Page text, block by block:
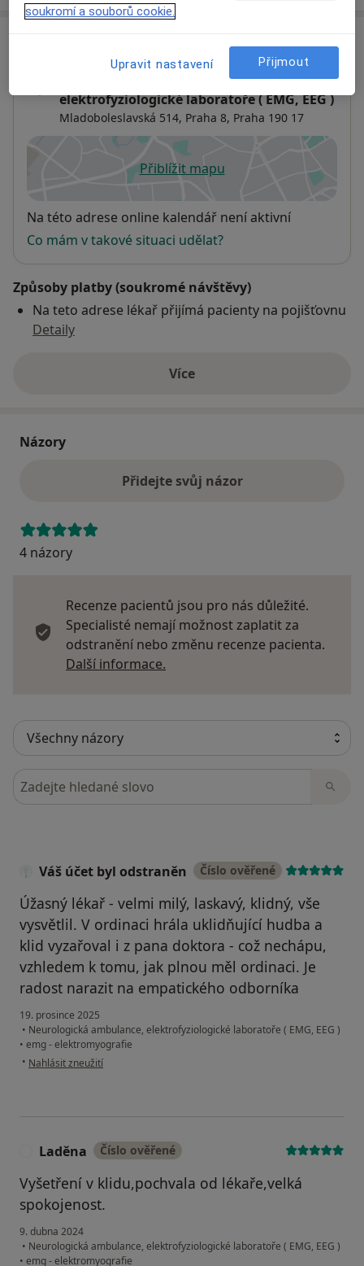
elektrofyziologické laboratoře ( EMG, EEG )
Mladoboleslavská 514, Praha 8, Praha 190 17
Přiblížit mapuse otevře v nové záložce
Dostupnost
Na této adrese online kalendář není aktivní
Co mám v takové situaci udělat?
Způsoby platby (soukromé návštěvy)
Na teto adrese lékař přijímá pacienty na pojišťovnu
Detaily
Víceo adrese
Názory
Přidejte svůj názor
4 názory
Recenze pacientů jsou pro nás důležité.
Specialisté nemají možnost zaplatit za
odstranění nebo změnu recenze pacienta.
Další informace.
Hledejte v názorech
Váš účet byl odstraněn Číslo ověřené
Úžasný lékař - velmi milý, laskavý, klidný, vše
vysvětlil. V ordinaci hrála uklidňující hudba a
klid vyzařoval i z pana doktora - což nechápu,
vzhledem k tomu, jak plnou měl ordinaci. Je
radost narazit na empatického odborníka
19. prosince 2025
• Neurologická ambulance, elektrofyziologické laboratoře ( EMG, EEG )
• emg - elektromyografie
• podle názoru uživatele Váš účet byl odstraněn
Nahlásit zneužití
Laděna Číslo ověřené
Vyšetření v klidu,pochvala od lékaře,velká
spokojenost.
9. dubna 2024
• Neurologická ambulance, elektrofyziologické laboratoře ( EMG, EEG )
• emg - elektromyografie
soukromí a souborů cookie.
Upravit nastavení Přijmout